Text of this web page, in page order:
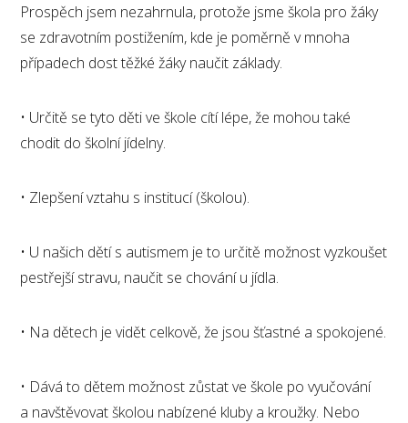
Prospěch jsem nezahrnula, protože jsme škola pro žáky
se zdravotním postižením, kde je poměrně v mnoha
případech dost těžké žáky naučit základy.
• Určitě se tyto děti ve škole cítí lépe, že mohou také
chodit do školní jídelny.
• Zlepšení vztahu s institucí (školou).
• U našich dětí s autismem je to určitě možnost vyzkoušet
pestřejší stravu, naučit se chování u jídla.
• Na dětech je vidět celkově, že jsou šťastné a spokojené.
• Dává to dětem možnost zůstat ve škole po vyučování
a navštěvovat školou nabízené kluby a kroužky. Nebo